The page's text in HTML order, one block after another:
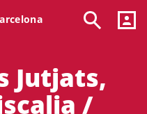
Jutjats,
/